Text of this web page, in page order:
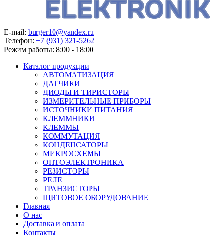
E-mail: burger10@yandex.ru
Телефон: +7 (931) 321-5262
Режим работы: 8:00 - 18:00
Каталог продукции
АВТОМАТИЗАЦИЯ
ДАТЧИКИ
ДИОДЫ И ТИРИСТОРЫ
ИЗМЕРИТЕЛЬНЫЕ ПРИБОРЫ
ИСТОЧНИКИ ПИТАНИЯ
КЛЕММНИКИ
КЛЕММЫ
КОММУТАЦИЯ
КОНДЕНСАТОРЫ
МИКРОСХЕМЫ
ОПТОЭЛЕКТРОНИКА
РЕЗИСТОРЫ
РЕЛЕ
ТРАНЗИСТОРЫ
ЩИТОВОЕ ОБОРУДОВАНИЕ
Главная
О нас
Доставка и оплата
Контакты